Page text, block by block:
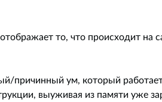
то, что происходит на
причинный ум, который
выуживая из памяти уже